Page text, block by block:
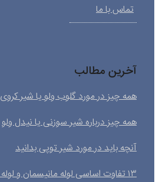
تماس با ما
آخرین مطالب
همه چیز در مورد گلوب ولو یا شیر کروی
همه چیز درباره شیر سوزنی یا نیدل ولو
آنچه باید در مورد شیر توپی بدانید
۱۳ تفاوت اساسی لوله مانیسمان و لوله درزدار